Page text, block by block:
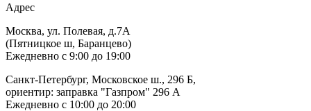
Адрес
Москва, ул. Полевая, д.7А
(Пятницкое ш, Баранцево)
Ежедневно с 9:00 до 19:00
Санкт-Петербург, Московское ш., 296 Б,
ориентир: заправка "Газпром" 296 А
Ежедневно с 10:00 до 20:00